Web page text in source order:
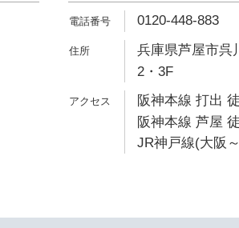
0120-448-883
兵庫県芦屋市呉
2・3F
阪神本線 打出
阪神本線 芦屋
JR神戸線(大阪